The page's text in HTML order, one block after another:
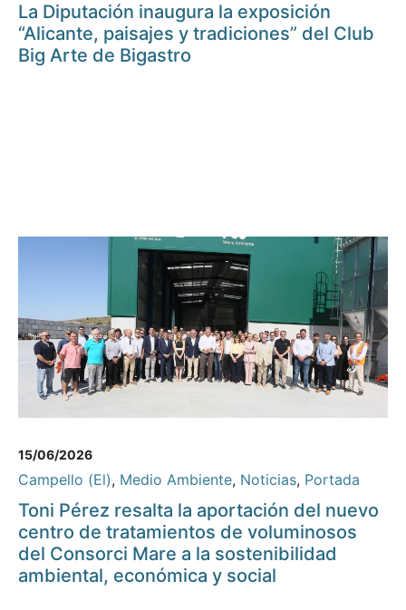
La Diputación inaugura la exposición
“Alicante, paisajes y tradiciones” del Club
Big Arte de Bigastro
15/06/2026
Campello (El), Medio Ambiente, Noticias, Portada
Toni Pérez resalta la aportación del nuevo
centro de tratamientos de voluminosos
del Consorci Mare a la sostenibilidad
ambiental, económica y social